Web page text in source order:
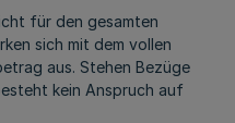
für den gesamten
sich mit dem vollen
aus. Stehen Bezüge
kein Anspruch auf